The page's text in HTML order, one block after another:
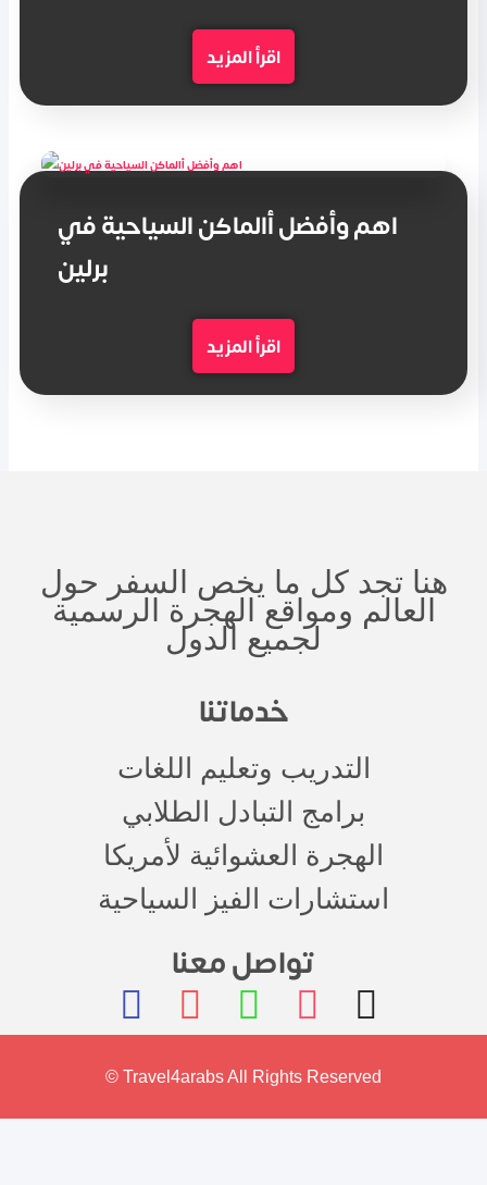
اقرأ المزيد
اهم وأفضل أالماكن السياحية في
برلين
اقرأ المزيد
هنا تجد كل ما يخص السفر حول
العالم ومواقع الهجرة الرسمية
لجميع الدول
خدماتنا
التدريب وتعليم اللغات
برامج التبادل الطلابي
الهجرة العشوائية لأمريكا
استشارات الفيز السياحية
تواصل معنا
© Travel4arabs All Rights Reserved